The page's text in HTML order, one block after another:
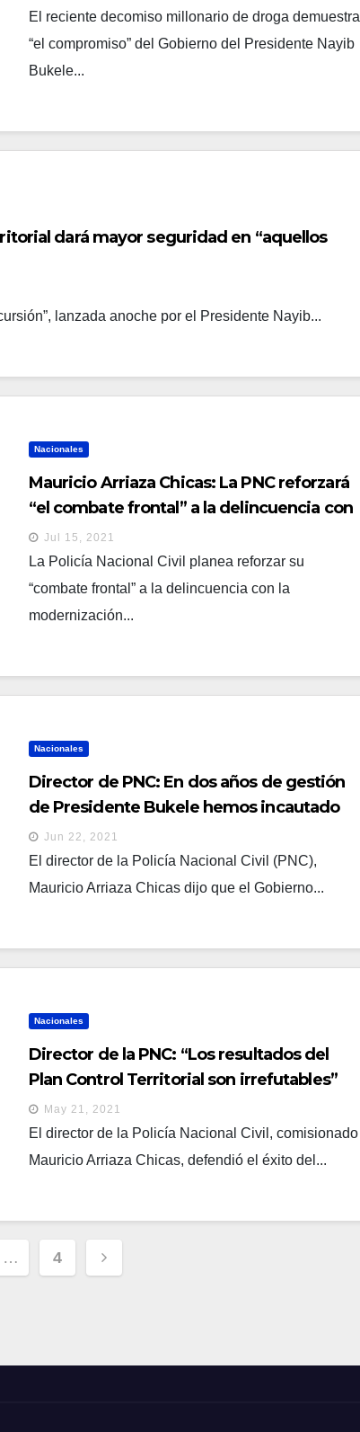
el narcotráfico
El reciente decomiso millonario de droga demuestra
“el compromiso” del Gobierno del Presidente Nayib
Bukele...
dará mayor seguridad en “aquellos
lanzada anoche por el Presidente Nayib...
Nacionales
Mauricio Arriaza Chicas: La PNC reforzará
“el combate frontal” a la delincuencia con
los $109 millones de la fase III del Plan
Control Territorial
Jul 15, 2021
La Policía Nacional Civil planea reforzar su
“combate frontal” a la delincuencia con la
modernización...
Nacionales
Director de PNC: En dos años de gestión
de Presidente Bukele hemos incautado
droga con un valor superior a los $100
millones
Jun 22, 2021
El director de la Policía Nacional Civil (PNC),
Mauricio Arriaza Chicas dijo que el Gobierno...
Nacionales
Director de la PNC: “Los resultados del
Plan Control Territorial son irrefutables”
May 21, 2021
El director de la Policía Nacional Civil, comisionado
Mauricio Arriaza Chicas, defendió el éxito del...
… 4